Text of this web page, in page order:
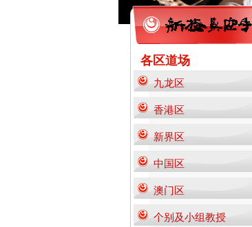
各区道场
九龙区
香港区
新界区
中国区
澳门区
个别及小组教授